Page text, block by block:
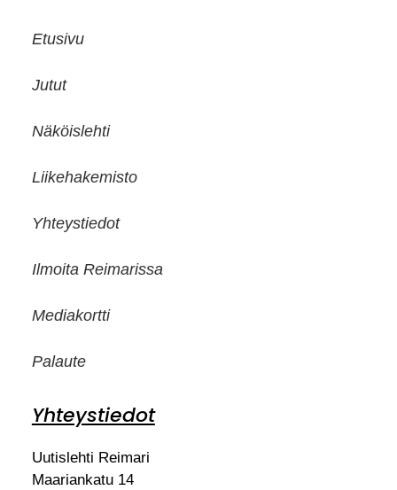
Etusivu
Jutut
Näköislehti
Liikehakemisto
Yhteystiedot
Ilmoita Reimarissa
Mediakortti
Palaute
Yhteystiedot
Uutislehti Reimari
Maariankatu 14